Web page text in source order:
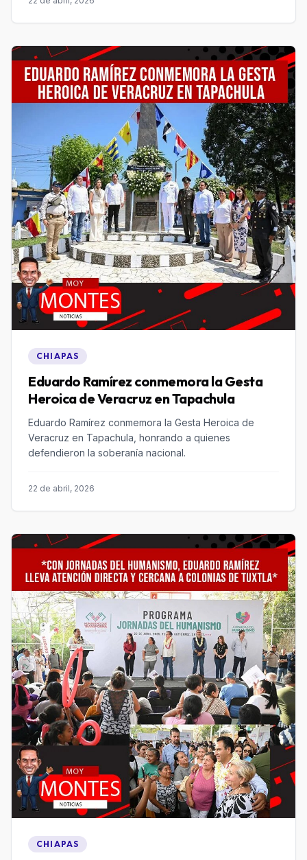
CHIAPAS
Eduardo Ramírez conmemora la Gesta
Eduardo Ramírez conmemora la Gesta Heroica de
Veracruz en Tapachula, honrando a quienes
defendieron la soberanía nacional.
22 de abril, 2026
CHIAPAS